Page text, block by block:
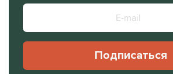
Подписаться